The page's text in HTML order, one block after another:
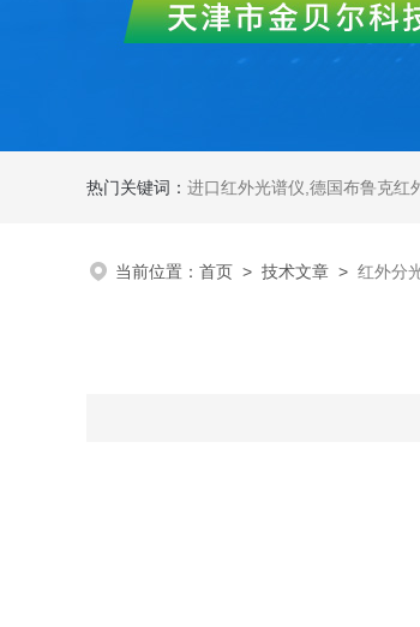
热门关键词： 进口红外光谱仪 德国布鲁克红
当前位置： 首页 > 技术文章 > 红外分